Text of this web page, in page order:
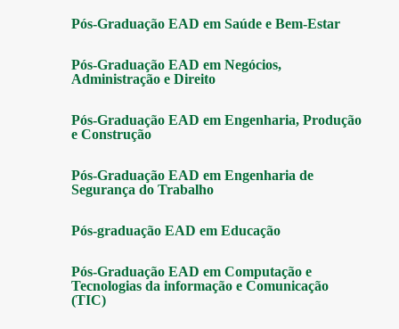
Pós-Graduação EAD em Saúde e Bem-Estar
Pós-Graduação EAD em Negócios,
Administração e Direito
Pós-Graduação EAD em Engenharia, Produção
e Construção
Pós-Graduação EAD em Engenharia de
Segurança do Trabalho
Pós-graduação EAD em Educação
Pós-Graduação EAD em Computação e
Tecnologias da informação e Comunicação
(TIC)